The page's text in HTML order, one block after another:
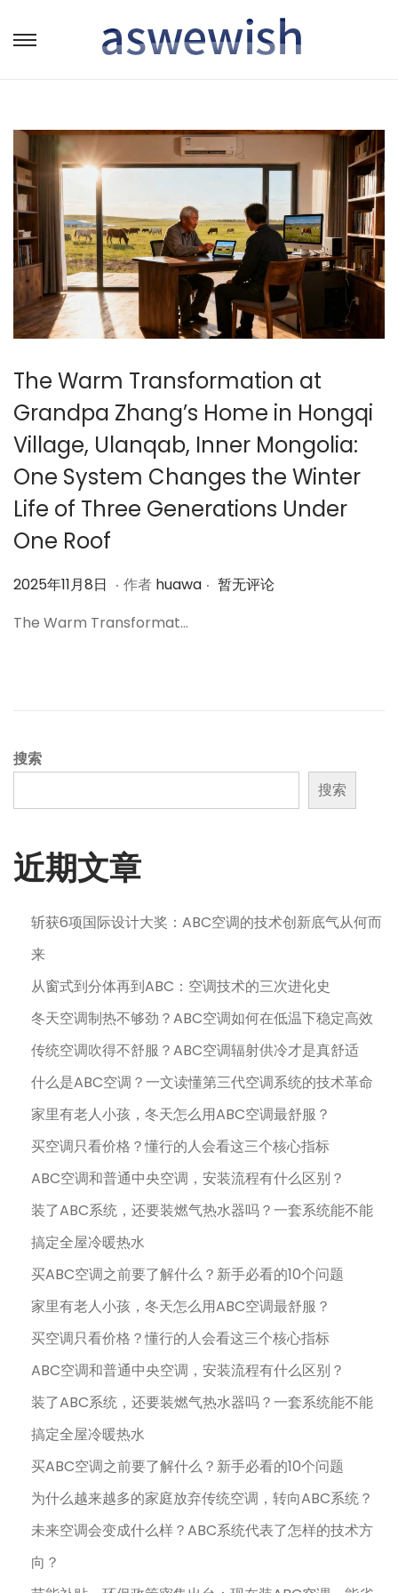
转
航
跳
容
The Warm Transformation at
Grandpa Zhang’s Home in Hongqi
Village, Ulanqab, Inner Mongolia:
One System Changes the Winter
Life of Three Generations Under
One Roof
作
2025年11月8日 2
2
日
. 作者 huawa . 暂无评论
The Warm Transformat…
搜索
搜索
近期文章
斩获6项国际设计大奖：ABC空调的技术创新底气从何而
来
从窗式到分体再到ABC：空调技术的三次进化史
冬天空调制热不够劲？ABC空调如何在低温下稳定高效
传统空调吹得不舒服？ABC空调辐射供冷才是真舒适
什么是ABC空调？一文读懂第三代空调系统的技术革命
家里有老人小孩，冬天怎么用ABC空调最舒服？
买空调只看价格？懂行的人会看这三个核心指标
ABC空调和普通中央空调，安装流程有什么区别？
装了ABC系统，还要装燃气热水器吗？一套系统能不能
搞定全屋冷暖热水
买ABC空调之前要了解什么？新手必看的10个问题
家里有老人小孩，冬天怎么用ABC空调最舒服？
买空调只看价格？懂行的人会看这三个核心指标
ABC空调和普通中央空调，安装流程有什么区别？
装了ABC系统，还要装燃气热水器吗？一套系统能不能
搞定全屋冷暖热水
买ABC空调之前要了解什么？新手必看的10个问题
为什么越来越多的家庭放弃传统空调，转向ABC系统？
未来空调会变成什么样？ABC系统代表了怎样的技术方
向？